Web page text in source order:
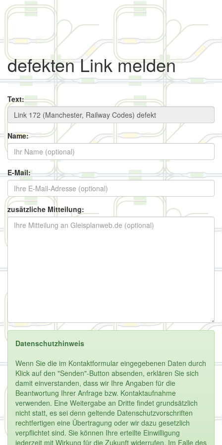
defekten Link melden
Text:
Name:
E-Mail:
zusätzliche Mitteilung:
Datenschutzhinweis
Wenn Sie die im Kontaktformular eingegebenen Daten durch
Klick auf den "Senden"-Button absenden, erklären Sie sich
damit einverstanden, dass wir Ihre Angaben für die
Beantwortung Ihrer Anfrage bzw. Kontaktaufnahme
verwenden. Eine Weitergabe an Dritte findet grundsätzlich
nicht statt, es sei denn geltende Datenschutzvorschriften
rechtfertigen eine Übertragung oder wir dazu gesetzlich
verpflichtet sind. Sie können Ihre erteilte Einwilligung
jederzeit mit Wirkung für die Zukunft widerrufen. Im Falle des